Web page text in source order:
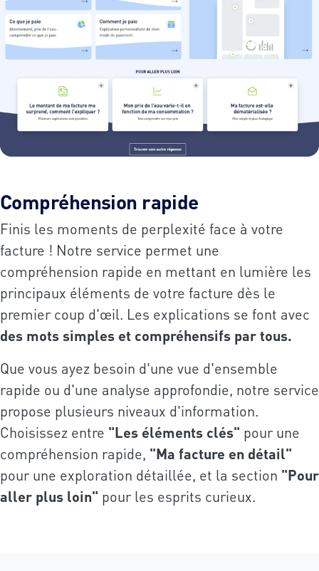
Compréhension rapide
Finis les moments de perplexité face à votre
facture ! Notre service permet une
compréhension rapide en mettant en lumière les
principaux éléments de votre facture dès le
premier coup d'œil. Les explications se font avec
des mots simples et compréhensifs par tous.
Que vous ayez besoin d'une vue d'ensemble
rapide ou d'une analyse approfondie, notre service
propose plusieurs niveaux d'information.
Choisissez entre "Les éléments clés" pour une
compréhension rapide, "Ma facture en détail"
pour une exploration détaillée, et la section "Pour
aller plus loin" pour les esprits curieux.